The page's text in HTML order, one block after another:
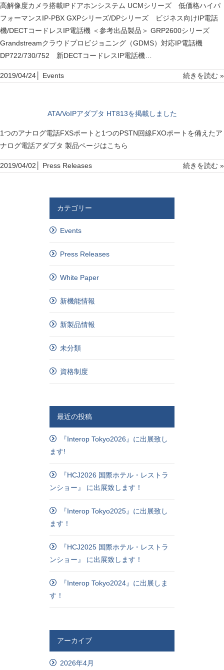
高解像度カメラ搭載IPドアホンシステム UCMシリーズ 低価格ハイパ
フォーマンスIP-PBX GXPシリーズ/DPシリーズ ビジネス向けIP電話
機/DECTコードレスIP電話機 ＜参考出品製品＞ GRP2600シリーズ
Grandstreamクラウドプロビジョニング（GDMS）対応IP電話機
DP722/730/752 新DECTコードレスIP電話機…
2019/04/24│ Events 続きを読む »
ATA/VoIPアダプタ HT813を掲載しました
1つのアナログ電話FXSポートと1つのPSTN回線FXOポートを備えたア
ナログ電話アダプタ 製品ページはこちら
2019/04/02│ Press Releases 続きを読む »
カテゴリー
Events
Press Releases
White Paper
新機能情報
新製品情報
未分類
資格制度
最近の投稿
『Interop Tokyo2026』に出展致し
ます!
『HCJ2026 国際ホテル・レストラ
ンショー』 に出展致します！
『Interop Tokyo2025』に出展致し
ます！
『HCJ2025 国際ホテル・レストラ
ンショー』 に出展致します！
『Interop Tokyo2024』に出展しま
す！
アーカイブ
2026年4月